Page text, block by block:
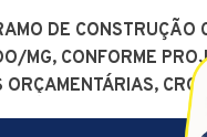
Transparência
DE
MG, CONFORME